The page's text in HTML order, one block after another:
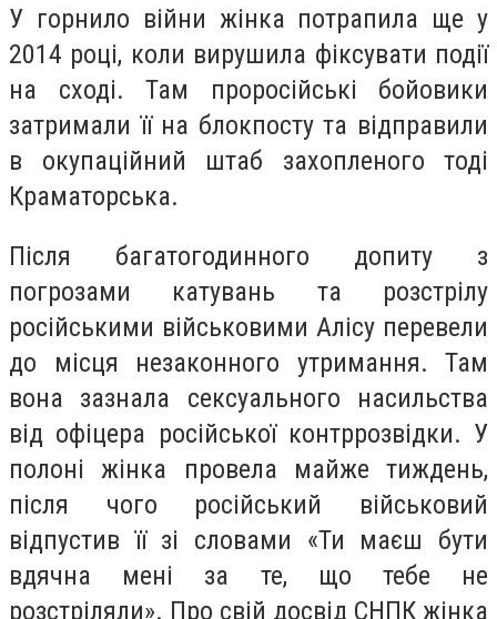
У горнило війни жінка потрапила ще у
2014 році, коли вирушила фіксувати події
на сході. Там проросійські бойовики
затримали її на блокпосту та відправили
в окупаційний штаб захопленого тоді
Краматорська.
Після багатогодинного допиту з
погрозами катувань та розстрілу
російськими військовими Алісу перевели
до місця незаконного утримання. Там
вона зазнала сексуального насильства
від офіцера російської контррозвідки. У
полоні жінка провела майже тиждень,
після чого російський військовий
відпустив її зі словами «Ти маєш бути
вдячна мені за те, що тебе не
розстріляли». Про свій досвід СНПК жінка